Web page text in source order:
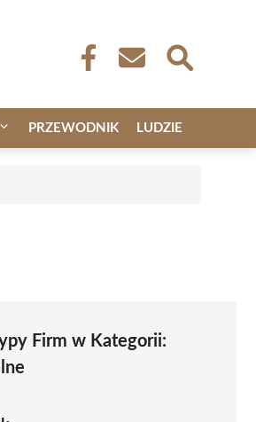
PRZEWODNIK LUDZIE
Firm w Kategorii: